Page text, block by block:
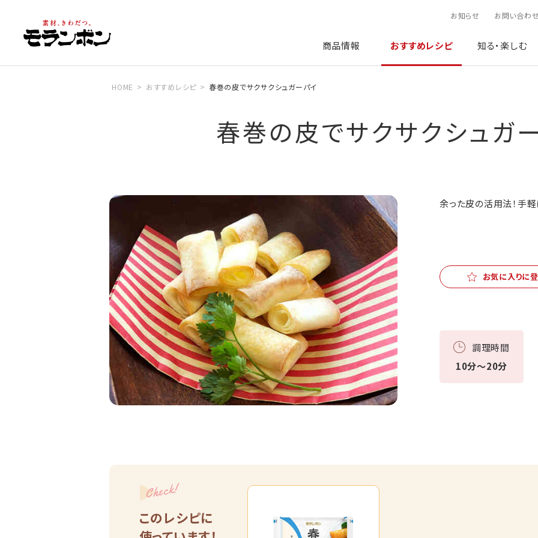
お知らせ お問い合わ
商品情報 おすすめレシピ 知る・楽しむ
HOME おすすめレシピ 春巻の皮でサクサクシュガーパイ
春巻の皮でサクサクシュガ
余った皮の活用法！手
お気に入りに
調理時間
10分～20分
Check!
このレシピに